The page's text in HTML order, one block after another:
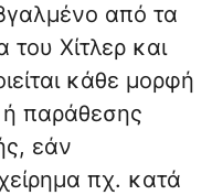
από τα
του Χίτλερ και
κάθε μορφή
παράθεσης
εάν
πχ. κατά